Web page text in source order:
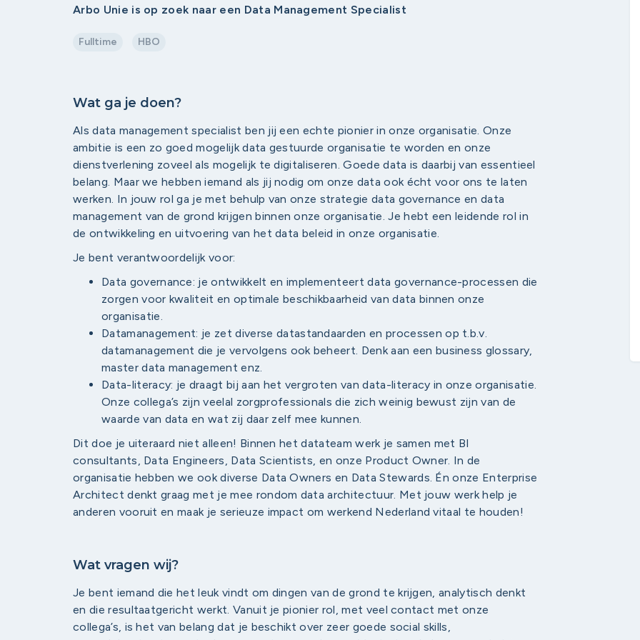
Arbo Unie is op zoek naar een Data Management Specialist
Fulltime HBO
Wat ga je doen?
Als data management specialist ben jij een echte pionier in onze organisatie. Onze
ambitie is een zo goed mogelijk data gestuurde organisatie te worden en onze
dienstverlening zoveel als mogelijk te digitaliseren. Goede data is daarbij van essentieel
belang. Maar we hebben iemand als jij nodig om onze data ook écht voor ons te laten
werken. In jouw rol ga je met behulp van onze strategie data governance en data
management van de grond krijgen binnen onze organisatie. Je hebt een leidende rol in
de ontwikkeling en uitvoering van het data beleid in onze organisatie.
Je bent verantwoordelijk voor:
Data governance: je ontwikkelt en implementeert data governance-processen die
zorgen voor kwaliteit en optimale beschikbaarheid van data binnen onze
organisatie.
Datamanagement: je zet diverse datastandaarden en processen op t.b.v.
datamanagement die je vervolgens ook beheert. Denk aan een business glossary,
master data management enz.
Data-literacy: je draagt bij aan het vergroten van data-literacy in onze organisatie.
Onze collega’s zijn veelal zorgprofessionals die zich weinig bewust zijn van de
waarde van data en wat zij daar zelf mee kunnen.
Dit doe je uiteraard niet alleen! Binnen het datateam werk je samen met BI
consultants, Data Engineers, Data Scientists, en onze Product Owner. In de
organisatie hebben we ook diverse Data Owners en Data Stewards. Én onze Enterprise
Architect denkt graag met je mee rondom data architectuur. Met jouw werk help je
anderen vooruit en maak je serieuze impact om werkend Nederland vitaal te houden!
Wat vragen wij?
Je bent iemand die het leuk vindt om dingen van de grond te krijgen, analytisch denkt
en die resultaatgericht werkt. Vanuit je pionier rol, met veel contact met onze
collega’s, is het van belang dat je beschikt over zeer goede social skills,